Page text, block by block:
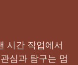
시간 작업에서
심과 탐구는 멈